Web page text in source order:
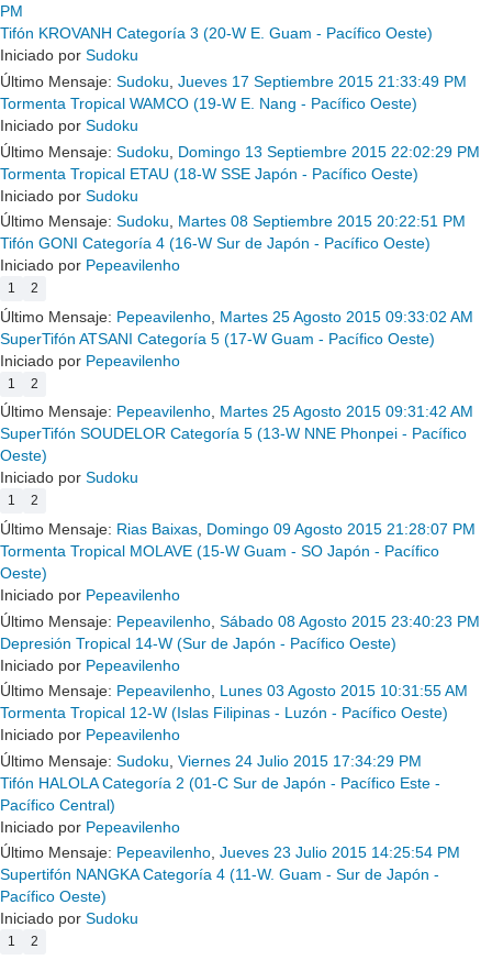
PM
Tifón KROVANH Categoría 3 (20-W E. Guam - Pacífico Oeste)
Iniciado por Sudoku
Último Mensaje: Sudoku Jueves 17 Septiembre 2015 21:33:49 PM
Tormenta Tropical WAMCO (19-W E. Nang - Pacífico Oeste)
Iniciado por Sudoku
Último Mensaje: Sudoku
Domingo 13 Septiembre 2015 22:02:29 PM
Tormenta Tropical ETAU (18-W SSE Japón - Pacífico Oeste)
Iniciado por Sudoku
Último Mensaje: Sudoku
Martes 08 Septiembre 2015 20:22:51 PM
Tifón GONI Categoría 4 (16-W Sur de Japón - Pacífico Oeste)
Iniciado por Pepeavilenho
1 2
Último Mensaje: Pepeavilenho Martes 25 Agosto 2015 09:33:02 AM
SuperTifón ATSANI Categoría 5 (17-W Guam - Pacífico Oeste)
Iniciado por Pepeavilenho
1 2
Último Mensaje: Pepeavilenho, Martes 25 Agosto 2015 09:31:42 AM
SuperTifón SOUDELOR Categoría 5 (13-W NNE Phonpei - Pacífico
Oeste)
Iniciado por Sudoku
1 2
Último Mensaje: Rias Baixas Domingo 09 Agosto 2015 21:28:07 PM
Tormenta Tropical MOLAVE (15-W Guam - SO Japón - Pacífico
Oeste)
Iniciado por Pepeavilenho
Último Mensaje: Pepeavilenho Sábado 08 Agosto 2015 23:40:23 PM
Depresión Tropical 14-W (Sur de Japón - Pacífico Oeste)
Iniciado por Pepeavilenho
Último Mensaje: Pepeavilenho, Lunes 03 Agosto 2015 10:31:55 AM
Tormenta Tropical 12-W (Islas Filipinas - Luzón - Pacífico Oeste)
Iniciado por Pepeavilenho
Último Mensaje: Sudoku Viernes 24 Julio 2015 17:34:29 PM
Tifón HALOLA Categoría 2 (01-C Sur de Japón - Pacífico Este -
Pacífico Central)
Iniciado por Pepeavilenho
Último Mensaje: Pepeavilenho, Jueves 23 Julio 2015 14:25:54 PM
Supertifón NANGKA Categoría 4 (11-W. Guam - Sur de Japón -
Pacífico Oeste)
Iniciado por Sudoku
1 2